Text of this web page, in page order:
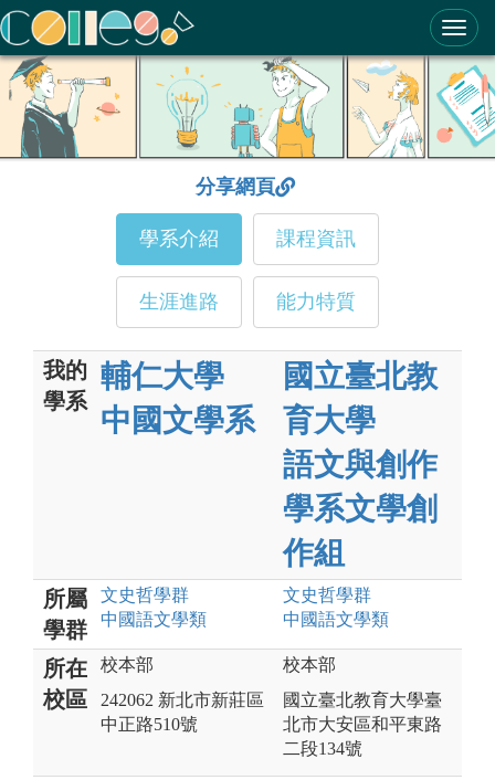
ColleGo! 大學選才與高中育才輔助系統
分享網頁
學系介紹 課程資訊
生涯進路 能力特質
我的
學系
輔仁大學
中國文學系
國立臺北教
育大學
語文與創作
學系文學創
作組
所屬
學群
文史哲學群
中國語文學類
文史哲學群
中國語文學類
所在
校區
校本部
242062 新北市新莊區
中正路510號
校本部
國立臺北教育大學臺
北市大安區和平東路
二段134號